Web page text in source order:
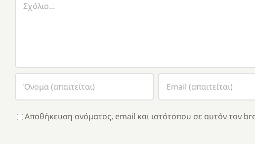
Αποθήκευση ονόματος, email και ιστότοπου σε αυτόν τον